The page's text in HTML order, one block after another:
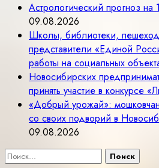
Астрологический прогноз на
09.08.2026
Школы, библиотеки,
представители «Единой
работы на социальных
Новосибирских
принять участие в конкурсе
«Добрый урожай»:
со своих подворий в
09.08.2026
Найти: